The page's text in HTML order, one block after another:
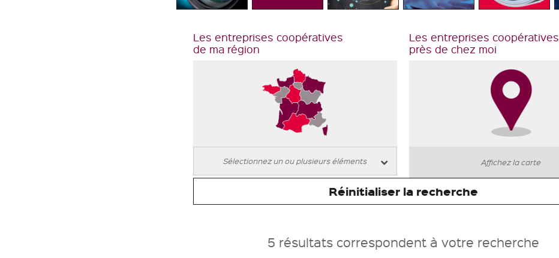
Les entreprises coopératives
de ma région
Les entreprises coopératives
près de chez moi
Affichez la carte
Réinitialiser la recherche
5 résultats correspondent à votre recherche